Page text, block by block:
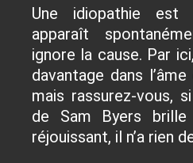
Une idiopathie est
apparaît
ignore la cause. Par
davantage dans
mais rassurez-vous,
de Sam Byers
réjouissant, il n’a rien